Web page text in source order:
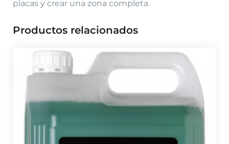
placas y crear una zona completa.
Productos relacionados